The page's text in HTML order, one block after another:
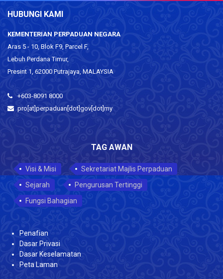
HUBUNGI KAMI
KEMENTERIAN PERPADUAN NEGARA
Aras 5 - 10, Blok F9, Parcel F,
Lebuh Perdana Timur,
Presint 1, 62000 Putrajaya, MALAYSIA
+603-8091 8000
pro[at]perpaduan[dot]gov[dot]my
TAG AWAN
Visi & Misi
Sekretariat Majlis Perpaduan
Sejarah
Pengurusan Tertinggi
Fungsi Bahagian
Penafian
Dasar Privasi
Dasar Keselamatan
Peta Laman